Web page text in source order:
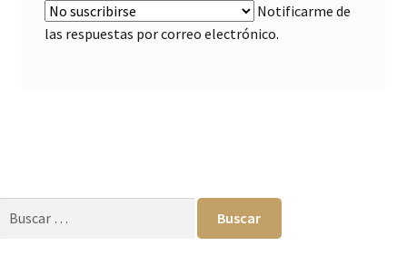
Notificarme de
las respuestas por correo electrónico.